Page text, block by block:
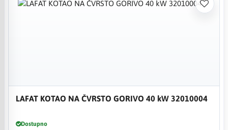
LAFAT KOTAO NA ČVRSTO GORIVO 40 kW 32010004
Dostupno